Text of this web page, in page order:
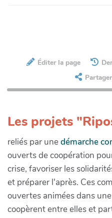
Éditer la page
Partager